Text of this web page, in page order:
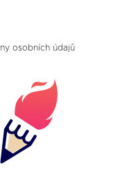
osobních údajů